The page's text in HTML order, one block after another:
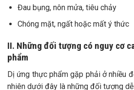
Đau bụng, nôn mửa, tiêu chảy
Chóng mặt, ngất hoặc mất ý thức
II. Những đối tượng có nguy cơ
phẩm
Dị ứng thực phẩm gặp phải ở nhiều
nhiên dưới đây là những đối tượng